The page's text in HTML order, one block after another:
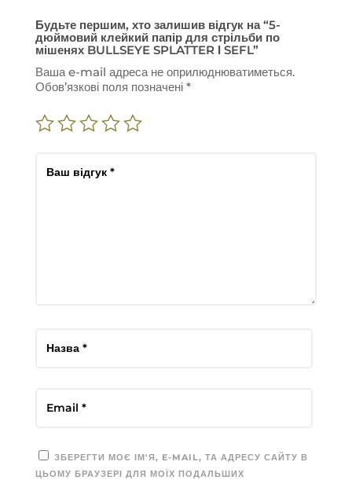
Будьте першим, хто залишив відгук на “5-
дюймовий клейкий папір для стрільби по
мішенях BULLSEYE SPLATTER І SEFL”
Ваша e-mail адреса не оприлюднюватиметься.
Обов’язкові поля позначені *
ЗБЕРЕГТИ МОЄ ІМ'Я, E-MAIL, ТА АДРЕСУ САЙТУ В
ЦЬОМУ БРАУЗЕРІ ДЛЯ МОЇХ ПОДАЛЬШИХ